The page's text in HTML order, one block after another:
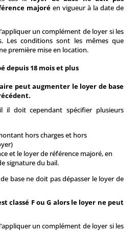
majoré en vigueur à la date de
un complément de loyer si les
Les conditions sont les mêmes que
première mise en location.
depuis 18 mois et plus
peut augmenter le loyer de base
il doit cependant spécifier plusieurs
hors charges et hors
et le loyer de référence majoré, en
signature du bail.
base ne doit pas dépasser le loyer de
classé F ou G alors le loyer ne peut
un complément de loyer si les